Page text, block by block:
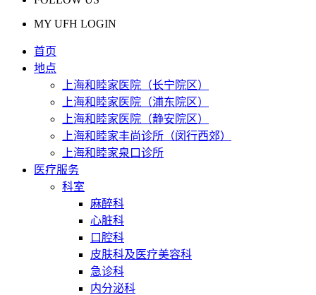
MY UFH LOGIN
首页
地点
上海和睦家医院（长宁院区）
上海和睦家医院（浦东院区）
上海和睦家医院（静安院区）
上海和睦家丰尚诊所（闵行西郊）
上海和睦家泉口诊所
医疗服务
科室
麻醉科
心脏科
口腔科
皮肤科及医疗美容科
急诊科
内分泌科